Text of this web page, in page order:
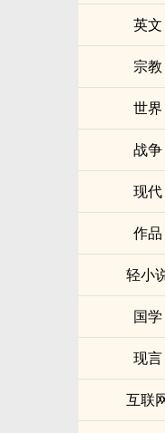
英文
宗教
世界
战争
现代
作品
轻小
国学
现言
互联